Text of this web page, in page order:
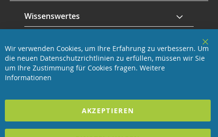
Wissenswertes
Revisage GmbH
Wir verwenden Cookies, um Ihre Erfahrung zu verbessern. Um
die neuen Datenschutzrichtlinien zu erfüllen, müssen wir Sie
um Ihre Zustimmung für Cookies fragen. Weitere
Informationen
AKZEPTIEREN